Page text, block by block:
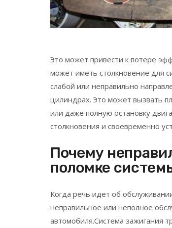
Это может привести к потере
может иметь столкновение для
слабой или неправильно
цилиндрах. Это может вызвать
или даже полную остановку
столкновения и своевременно
Почему
поломке
Когда речь идет об
неправильное или неполное
автомобиля.Система зажигания